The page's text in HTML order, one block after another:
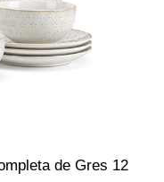
de Gres 12